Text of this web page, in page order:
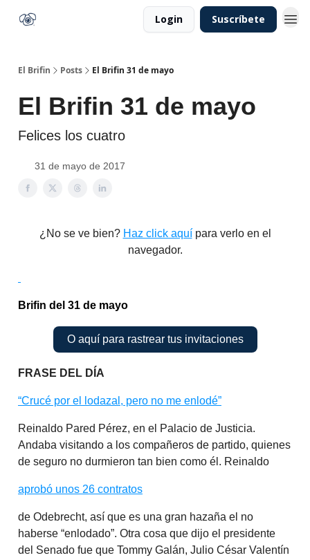
Login Suscríbete
El Brifin Posts El Brifin 31 de mayo
El Brifin 31 de mayo
Felices los cuatro
31 de mayo de 2017
¿No se ve bien? Haz click aquípara verlo en el
navegador.
Brifin del 31 de mayo
O aquí para rastrear tus invitaciones
FRASE DEL DÍA
“Crucé por el lodazal, pero no me enlodé”
Reinaldo Pared Pérez, en el Palacio de Justicia.
Andaba visitando a los compañeros de partido, quienes
de seguro no durmieron tan bien como él. Reinaldo
aprobó unos 26 contratos
de Odebrecht, así que es una gran hazaña el no
haberse “enlodado”. Otra cosa que dijo el presidente
del Senado fue que Tommy Galán, Julio César Valentín